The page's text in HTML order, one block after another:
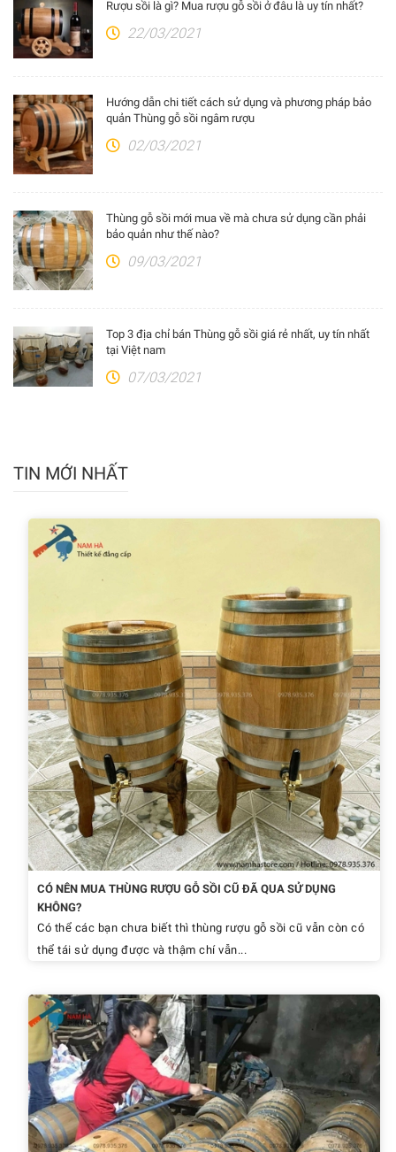
Rượu sồi là gì? Mua rượu gỗ sồi ở đâu là uy tín nhất?
22/03/2021
Hướng dẫn chi tiết cách sử dụng và phương pháp bảo
quản Thùng gỗ sồi ngâm rượu
02/03/2021
Thùng gỗ sồi mới mua về mà chưa sử dụng cần phải
bảo quản như thế nào?
09/03/2021
Top 3 địa chỉ bán Thùng gỗ sồi giá rẻ nhất, uy tín nhất
tại Việt nam
07/03/2021
TIN MỚI NHẤT
CÓ NÊN MUA THÙNG RƯỢU GỖ SỒI CŨ ĐÃ QUA SỬ DỤNG
KHÔNG?
Có thể các bạn chưa biết thì thùng rượu gỗ sồi cũ vẫn còn có
thể tái sử dụng được và thậm chí vẫn...